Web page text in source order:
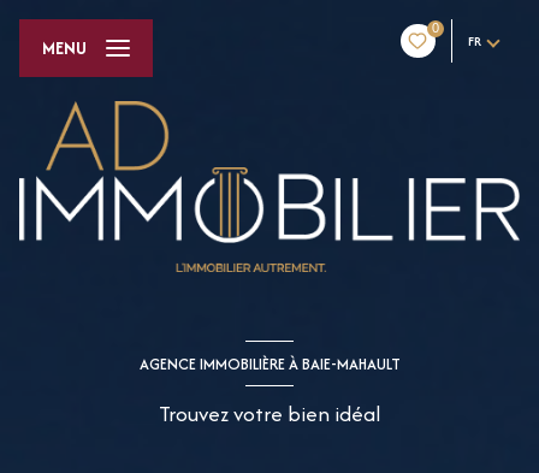
0
FR
MENU
AGENCE IMMOBILIÈRE À BAIE-MAHAULT
Trouvez votre bien idéal